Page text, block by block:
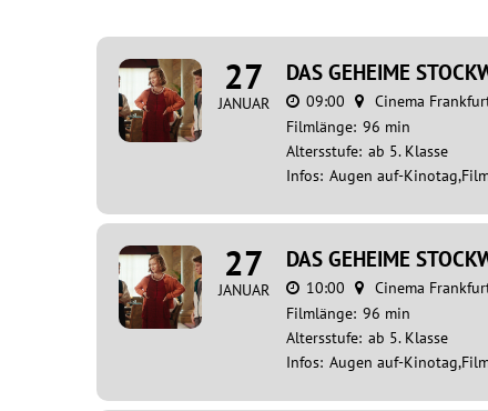
27
JANUAR
DAS GEHEIME
09:00
Cinema
Filmlänge: 96 min
Altersstufe: ab 5. Klasse
Infos: Augen auf-
27
JANUAR
DAS GEHEIME
10:00
Cinema
Filmlänge: 96 min
Altersstufe: ab 5. Klasse
Infos: Augen auf-